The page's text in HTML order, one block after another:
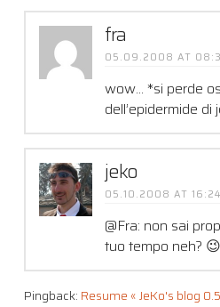
fra
05.09.2008 AT
wow… *si perde
dell’epidermide di
jeko
05.10.2008 AT 16:24
@Fra: non sai
tuo tempo neh? 😉
Pingback: Resume « JeKo's blog